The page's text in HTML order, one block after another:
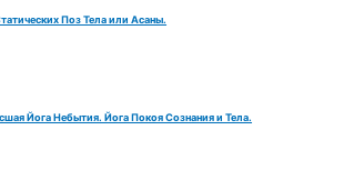
Поз Тела или Асаны.
Йога Небытия. Йога Покоя Сознания и Тела.